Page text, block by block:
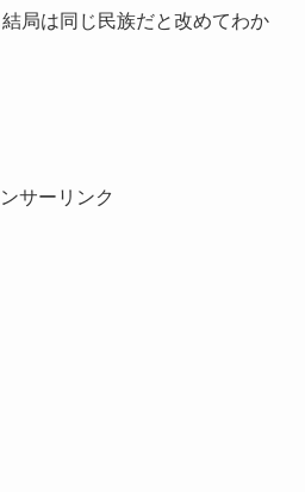
局は同じ民族だと改めてわか
サーリンク